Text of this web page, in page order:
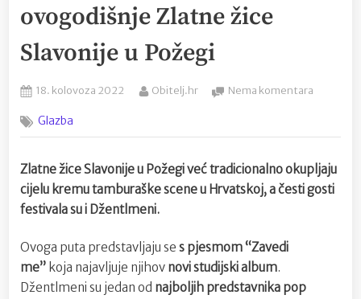
ovogodišnje Zlatne žice
Slavonije u Požegi
Posted
18. kolovoza 2022 By
Obitelj.hr Nema komentara
pjesmu
Zlatne
Glazba
Zlatne žice Slavonije u Požegi već tradicionalno okupljaju
cijelu kremu tamburaške scene u Hrvatskoj, a česti gosti
festivala su i Džentlmeni.
Ovoga puta predstavljaju se s pjesmom “Zavedi
me” koja najavljuje njihov novi studijski album.
Džentlmeni su jedan od najboljih predstavnika pop